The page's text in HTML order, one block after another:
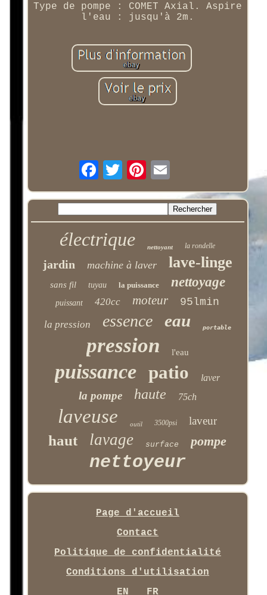
Type de pompe : COMET Axial. Aspire
l'eau : jusqu'à 2m.
électrique nettoyant la rondelle
jardin machine à laver lave-linge
sans fil tuyau la puissance nettoyage
puissant 420cc moteur 95lmin
la pression essence eau portable
pression l'eau
puissance patio laver
la pompe haute 75ch
laveuse outil 3500psi laveur
haut lavage surface pompe
nettoyeur
Page d'accueil
Contact
Politique de confidentialité
Conditions d'utilisation
EN
FR